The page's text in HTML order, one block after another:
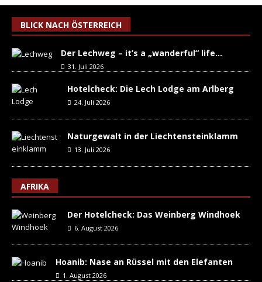
BLICK NACH ÖSTERREICH
Der Lechweg – it’s a „wanderful“ life…
31. Juli 2026
Hotelcheck: Die Lech Lodge am Arlberg
24. Juli 2026
Naturgewalt in der Liechtensteinklamm
13. Juli 2026
AFRIKA
Der Hotelcheck: Das Weinberg Windhoek
6. August 2026
Hoanib: Nase an Rüssel mit den Elefanten
1. August 2026